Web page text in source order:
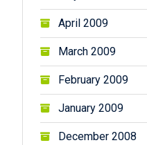
April 2009
March 2009
February 2009
January 2009
December 2008